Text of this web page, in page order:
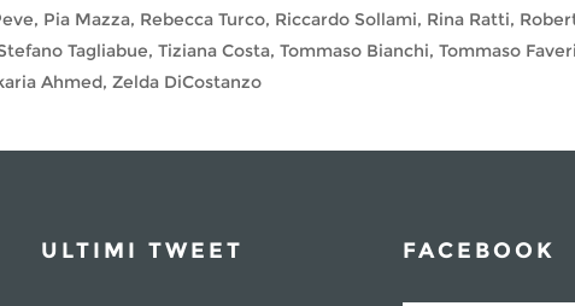
Pia Mazza, Rebecca Turco, Riccardo Sollami, Rina Ratti,
Tagliabue, Tiziana Costa, Tommaso Bianchi, Tommaso
Ahmed, Zelda DiCostanzo
ULTIMI TWEET FACEBOOK